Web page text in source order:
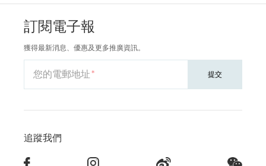
訂閱電子報
獲得最新消息、優惠及更多推廣資訊。
您的電郵地址 提交
追蹤我們